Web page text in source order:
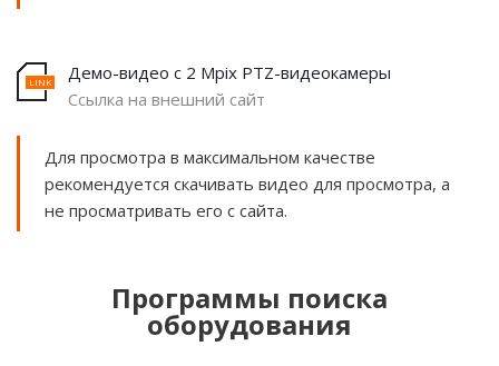
Демо-видео с 2 Mpix PTZ-видеокамеры
Ссылка на внешний сайт
Для просмотра в максимальном качестве
рекомендуется скачивать видео для просмотра, а
не просматривать его с сайта.
Программы поиска
оборудования